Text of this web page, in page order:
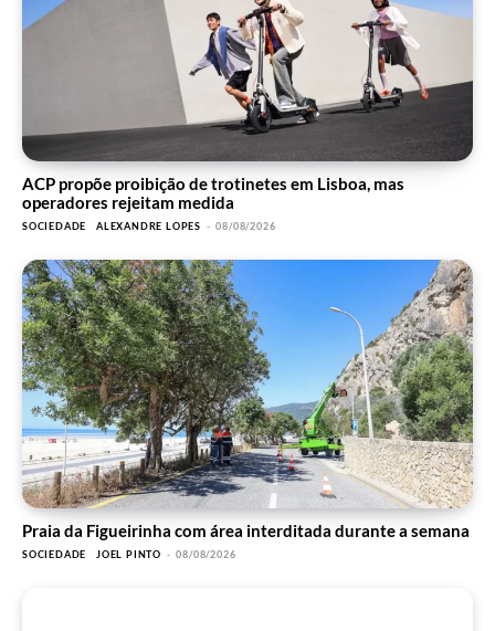
ACP propõe proibição de trotinetes em Lisboa, mas
operadores rejeitam medida
SOCIEDADE ALEXANDRE LOPES - 08/08/2026
Praia da Figueirinha com área interditada durante a semana
SOCIEDADE JOEL PINTO - 08/08/2026